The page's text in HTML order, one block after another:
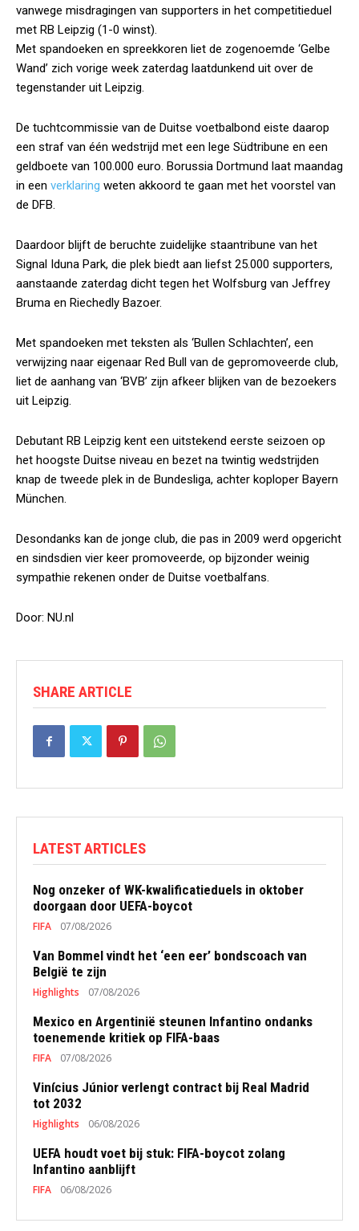
vanwege misdragingen van supporters in het competitieduel
met RB Leipzig (1-0 winst).
Met spandoeken en spreekkoren liet de zogenoemde ‘Gelbe
Wand’ zich vorige week zaterdag laatdunkend uit over de
tegenstander uit Leipzig.
De tuchtcommissie van de Duitse voetbalbond eiste daarop
een straf van één wedstrijd met een lege Südtribune en een
geldboete van 100.000 euro. Borussia Dortmund laat maandag
in een verklaring weten akkoord te gaan met het voorstel van
de DFB.
Daardoor blijft de beruchte zuidelijke staantribune van het
Signal Iduna Park, die plek biedt aan liefst 25.000 supporters,
aanstaande zaterdag dicht tegen het Wolfsburg van Jeffrey
Bruma en Riechedly Bazoer.
Met spandoeken met teksten als ‘Bullen Schlachten’, een
verwijzing naar eigenaar Red Bull van de gepromoveerde club,
liet de aanhang van ‘BVB’ zijn afkeer blijken van de bezoekers
uit Leipzig.
Debutant RB Leipzig kent een uitstekend eerste seizoen op
het hoogste Duitse niveau en bezet na twintig wedstrijden
knap de tweede plek in de Bundesliga, achter koploper Bayern
München.
Desondanks kan de jonge club, die pas in 2009 werd opgericht
en sindsdien vier keer promoveerde, op bijzonder weinig
sympathie rekenen onder de Duitse voetbalfans.
Door: NU.nl
SHARE ARTICLE
LATEST ARTICLES
Nog onzeker of WK-kwalificatieduels in oktober
doorgaan door UEFA-boycot
FIFA 07/08/2026
Van Bommel vindt het ‘een eer’ bondscoach van
België te zijn
Highlights 07/08/2026
Mexico en Argentinië steunen Infantino ondanks
toenemende kritiek op FIFA-baas
FIFA 07/08/2026
Vinícius Júnior verlengt contract bij Real Madrid
tot 2032
Highlights 06/08/2026
UEFA houdt voet bij stuk: FIFA-boycot zolang
Infantino aanblijft
FIFA 06/08/2026